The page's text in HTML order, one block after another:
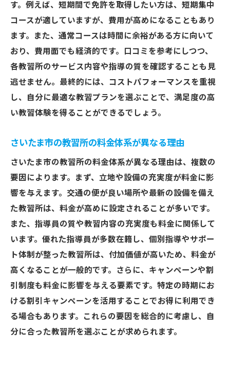
す。例えば、短期間で免許を取得したい方は、短期集中
コースが適していますが、費用が高めになることもあり
ます。また、通常コースは時間に余裕がある方に向いて
おり、費用面でも経済的です。口コミを参考にしつつ、
各教習所のサービス内容や指導の質を確認することも見
逃せません。最終的には、コストパフォーマンスを重視
し、自分に最適な教習プランを選ぶことで、満足度の高
い教習体験を得ることができるでしょう。
さいたま市の教習所の料金体系が異なる理由
さいたま市の教習所の料金体系が異なる理由は、複数の
要因によります。まず、立地や設備の充実度が料金に影
響を与えます。交通の便が良い場所や最新の設備を備え
た教習所は、料金が高めに設定されることが多いです。
また、指導員の質や教習内容の充実度も料金に関係して
います。優れた指導員が多数在籍し、個別指導やサポー
ト体制が整った教習所は、付加価値が高いため、料金が
高くなることが一般的です。さらに、キャンペーンや割
引制度も料金に影響を与える要素です。特定の時期にお
ける割引キャンペーンを活用することでお得に利用でき
る場合もあります。これらの要因を総合的に考慮し、自
分に合った教習所を選ぶことが求められます。